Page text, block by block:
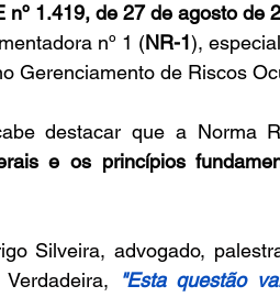
nº 1.419, de 27 de agosto de
nº 1 (NR-1),
Gerenciamento de Riscos
e os princípios
Silveira, advogado,
"Esta questão